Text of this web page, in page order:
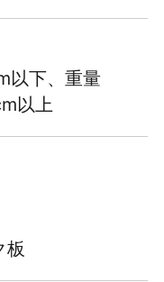
以下、重量
以上
板